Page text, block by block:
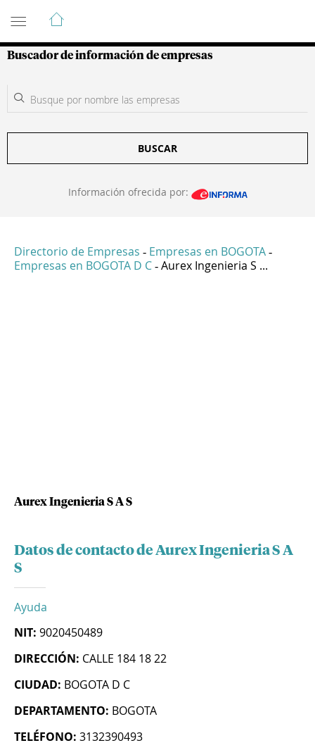
Guía de Empresas Colombianas
Buscador de información de empresas
BUSCAR
Información ofrecida por:
Directorio de Empresas - Empresas en BOGOTA -
Empresas en BOGOTA D C - Aurex Ingenieria S ...
Aurex Ingenieria S A S
Datos de contacto de Aurex Ingenieria S A
S
Ayuda
NIT: 9020450489
DIRECCIÓN: CALLE 184 18 22
CIUDAD: BOGOTA D C
DEPARTAMENTO: BOGOTA
TELÉFONO: 3132390493